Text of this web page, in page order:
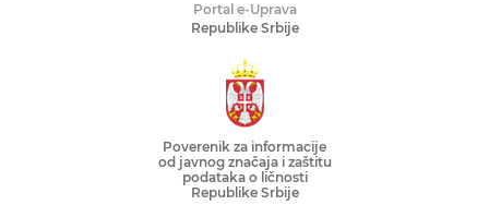
Portal e-Uprava
Republike Srbije
Poverenik za informacije
od javnog značaja i zaštitu
podataka o ličnosti
Republike Srbije